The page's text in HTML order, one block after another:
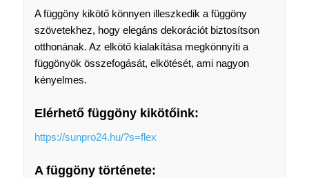
A függöny kikötő könnyen illeszkedik a függöny
szövetekhez, hogy elegáns dekorációt biztosítson
otthonának. Az elkötő kialakítása megkönnyíti a
függönyök összefogását, elkötését, ami nagyon
kényelmes.
Elérhető függöny kikötőink:
https://sunpro24.hu/?s=flex
A függöny története: